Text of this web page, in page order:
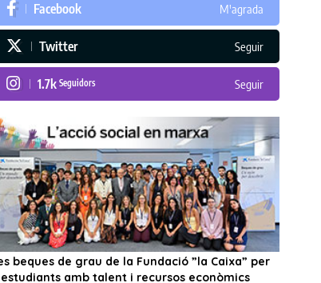
Facebook M'agrada
Twitter Seguir
1.7k Seguidors Seguir